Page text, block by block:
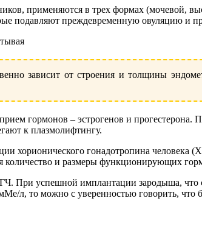
применяются в трех формах (мочевой,
подавляют преждевременную овуляцию и
зависит от строения и толщины
гормонов – эстрогенов и прогестерона.
к плазмолифтингу.
хорионического гонадотропина
количество и размеры функционирующих
При успешной имплантации зародыша, что
л, то можно с уверенностью говорить, что